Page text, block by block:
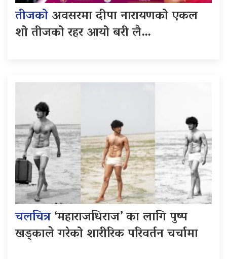
तीजकोअवसरमा दीपा नारायणको एकल
शो तीजको रहर आयो बरी लै…
चलचित्र‘महाराजधिराज’ का लागि पुष्प
खड्काले गरेको शारीरिक परिवर्तन चर्चामा